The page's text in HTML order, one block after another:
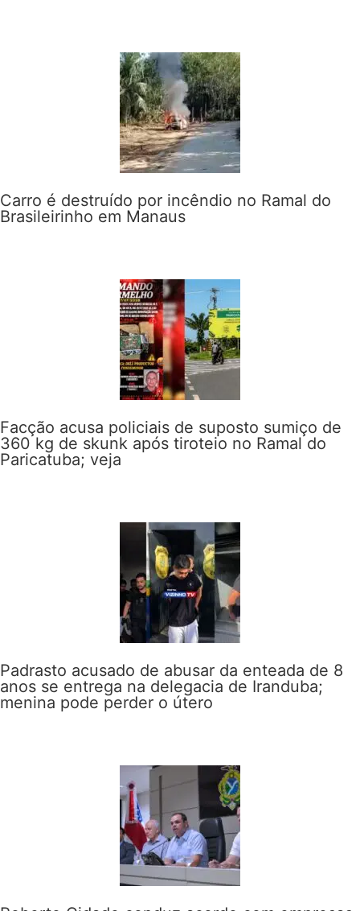
Carro é destruído por incêndio no Ramal do
Brasileirinho em Manaus
Facção acusa policiais de suposto sumiço de
360 kg de skunk após tiroteio no Ramal do
Paricatuba; veja
Padrasto acusado de abusar da enteada de 8
anos se entrega na delegacia de Iranduba;
menina pode perder o útero